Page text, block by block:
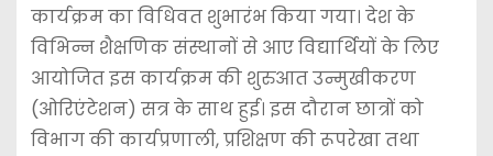
कार्यक्रम का विधिवत शुभारंभ किया गया। देश के
विभिन्न शैक्षणिक संस्थानों से आए विद्यार्थियों के लिए
आयोजित इस कार्यक्रम की शुरुआत उन्मुखीकरण
(ओरिएंटेशन) सत्र के साथ हुई। इस दौरान छात्रों को
विभाग की कार्यप्रणाली, प्रशिक्षण की रूपरेखा तथा